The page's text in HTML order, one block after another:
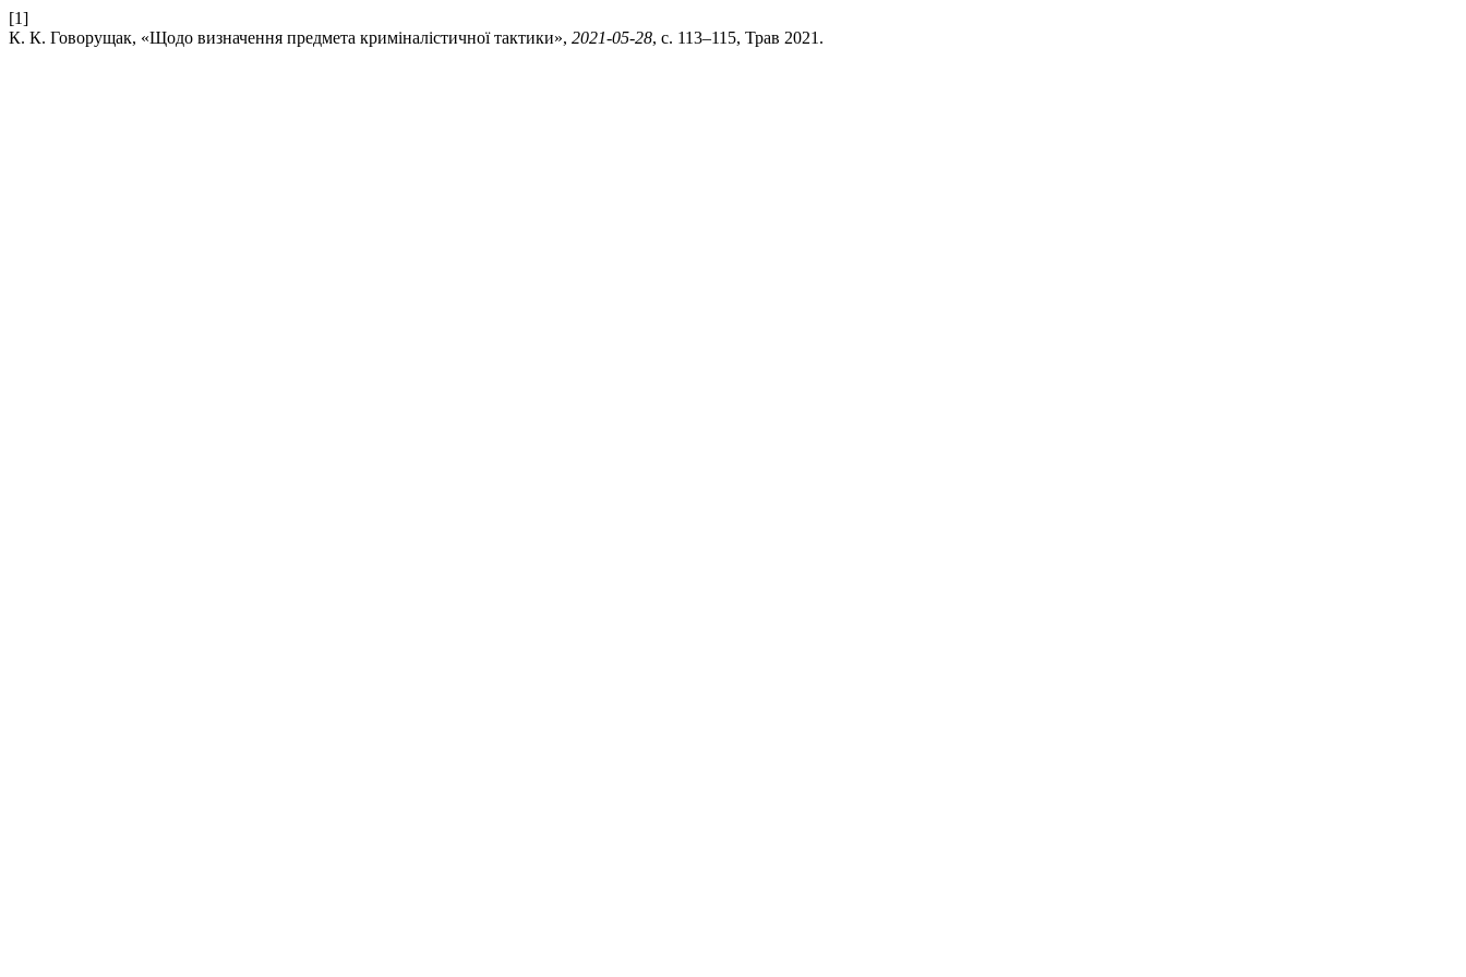
[1]
К. К. Говорущак, «Щодо визначення предмета криміналістичної тактики», 2021-05-28, с. 113–115, Трав 2021.